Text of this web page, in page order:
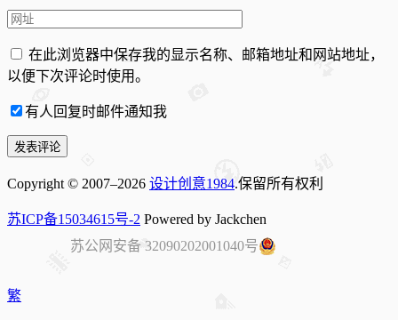
在此浏览器中保存我的显示名称、邮箱地址和网站地址，
以便下次评论时使用。
有人回复时邮件通知我
Copyright © 2007–2026 设计创意1984.保留所有权利
苏ICP备15034615号-2 Powered by Jackchen
苏公网安备 32090202001040号
繁